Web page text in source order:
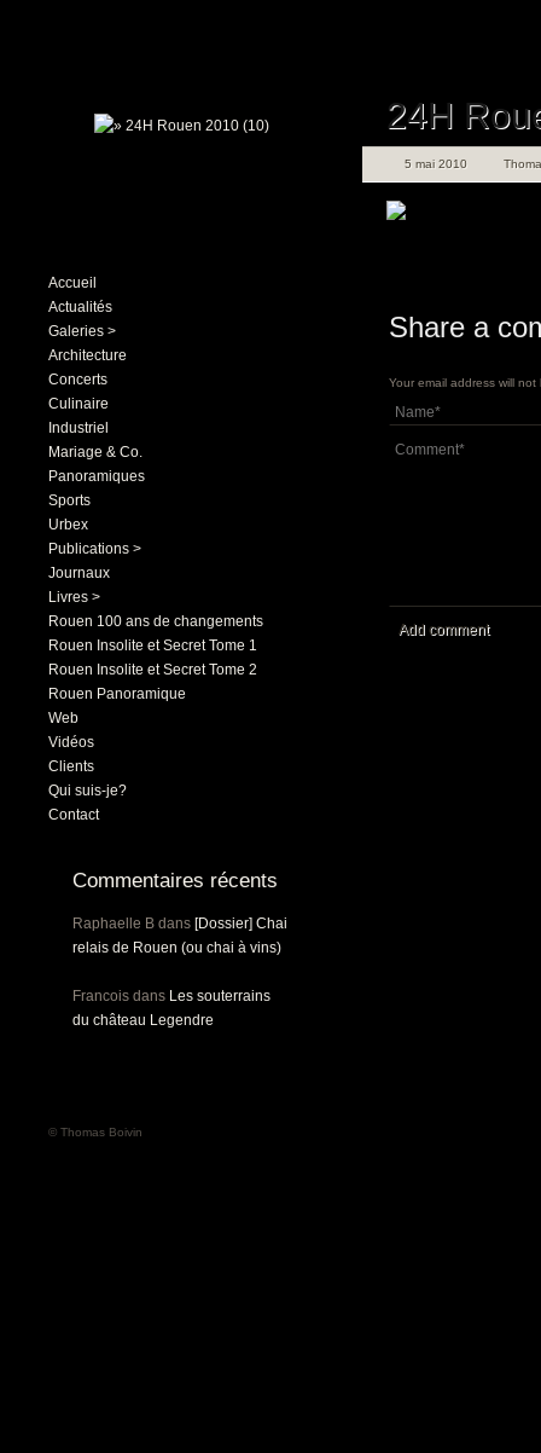
Accueil
Actualités
Galeries >
Architecture
Concerts
Culinaire
Industriel
Mariage & Co.
Panoramiques
Sports
Urbex
Publications >
Journaux
Livres >
Rouen 100 ans de changements
Rouen Insolite et Secret Tome 1
Rouen Insolite et Secret Tome 2
Rouen Panoramique
Web
Vidéos
Clients
Qui suis-je?
Contact
Commentaires récents
Raphaelle B dans [Dossier] Chai
relais de Rouen (ou chai à vins)
Francois dans Les souterrains
du château Legendre
24H
5 mai 2010
Share a
Your email address will
Add comment
© Thomas Boivin